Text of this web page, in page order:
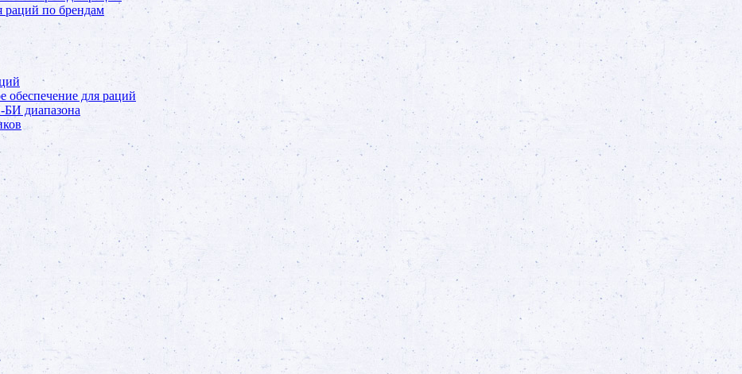
раций по брендам
обеспечение для раций
диапазона